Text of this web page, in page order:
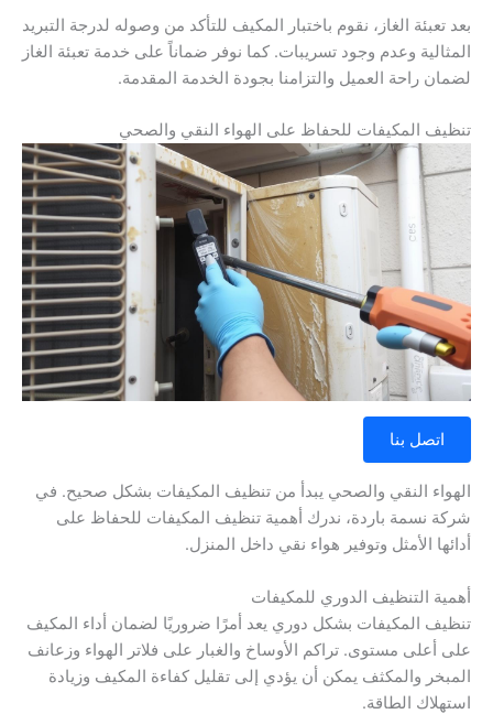
بعد تعبئة الغاز، نقوم باختبار المكيف للتأكد من وصوله لدرجة التبريد
المثالية وعدم وجود تسريبات. كما نوفر ضماناً على خدمة تعبئة الغاز
لضمان راحة العميل والتزامنا بجودة الخدمة المقدمة.
تنظيف المكيفات للحفاظ على الهواء النقي والصحي
اتصل بنا
الهواء النقي والصحي يبدأ من تنظيف المكيفات بشكل صحيح. في
شركة نسمة باردة، ندرك أهمية تنظيف المكيفات للحفاظ على
أدائها الأمثل وتوفير هواء نقي داخل المنزل.
أهمية التنظيف الدوري للمكيفات
تنظيف المكيفات بشكل دوري يعد أمرًا ضروريًا لضمان أداء المكيف
على أعلى مستوى. تراكم الأوساخ والغبار على فلاتر الهواء وزعانف
المبخر والمكثف يمكن أن يؤدي إلى تقليل كفاءة المكيف وزيادة
استهلاك الطاقة.